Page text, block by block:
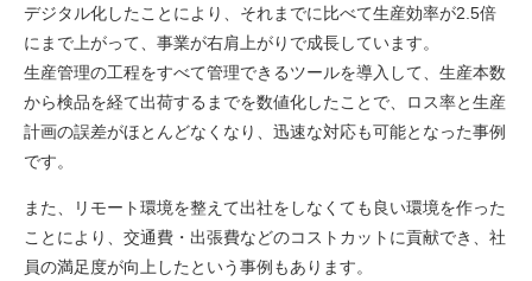
デジタル化したことにより、それまでに比べて生産効率が2.5倍
にまで上がって、事業が右肩上がりで成長しています。
生産管理の工程をすべて管理できるツールを導入して、生産本数
から検品を経て出荷するまでを数値化したことで、ロス率と生産
計画の誤差がほとんどなくなり、迅速な対応も可能となった事例
です。
また、リモート環境を整えて出社をしなくても良い環境を作った
ことにより、交通費・出張費などのコストカットに貢献でき、社
員の満足度が向上したという事例もあります。